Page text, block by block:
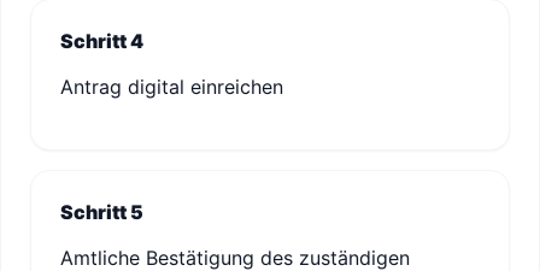
Schritt 4
Antrag digital einreichen
Schritt 5
Amtliche Bestätigung des zuständigen